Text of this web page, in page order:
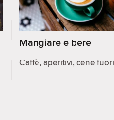
Mangiare e bere
Caffè, aperitivi, cene fuori